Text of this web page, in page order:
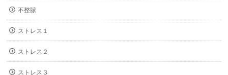
不整脈
ストレス１
ストレス２
ストレス３